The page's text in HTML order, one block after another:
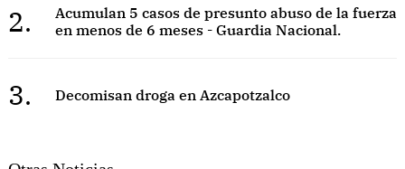
2.
Acumulan 5 casos de presunto abuso de la fuerza
en menos de 6 meses - Guardia Nacional.
3. Decomisan droga en Azcapotzalco